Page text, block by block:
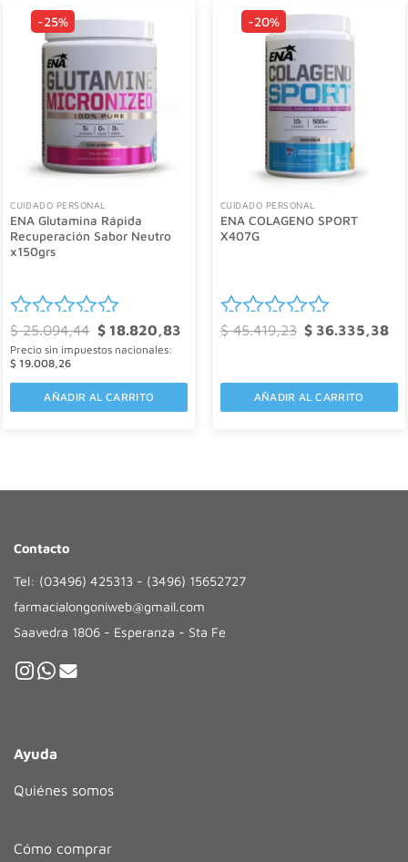
-25%
CUIDADO PERSONAL
ENA Glutamina Rápida
Recuperación Sabor Neutro
x150grs
Valorado
con
0
$25.094,44 El
precio
original
$18.820,83
Precio sin impuestos nacionales:
$ 19.008,26
AÑADIR AL CARRITO
-20%
CUIDADO PERSONAL
ENA COLAGENO SPORT
X407G
Valorado
0
$45.419,23 El
precio
$36.335,38El
AÑADIR AL CARRITO
Contacto
Tel: (03496) 425313 - (3496) 15652727
farmacialongoniweb@gmail.com
Saavedra 1806 - Esperanza - Sta Fe
Ayuda
Quiénes somos
Cómo comprar